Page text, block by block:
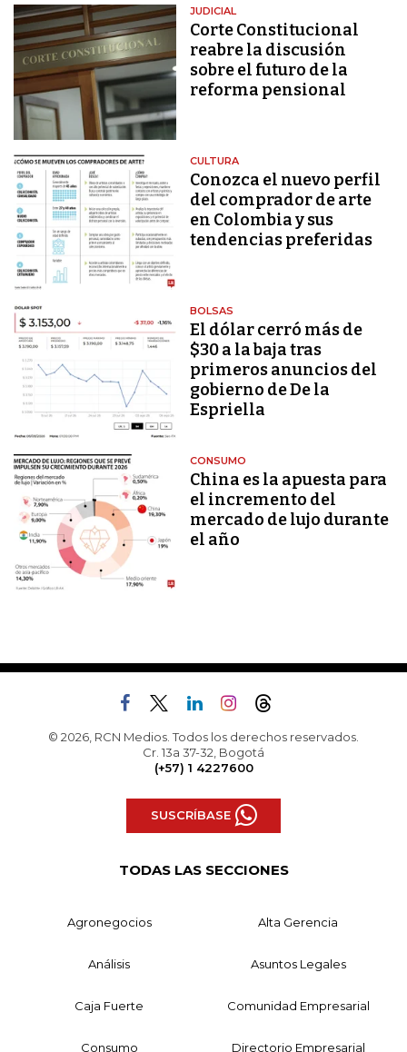
JUDICIAL
Corte Constitucional
reabre la discusión
sobre el futuro de la
reforma pensional
CULTURA
Conozca el nuevo perfil
del comprador de arte
en Colombia y sus
tendencias preferidas
BOLSAS
El dólar cerró más de
$30 a la baja tras
primeros anuncios del
gobierno de De la
Espriella
CONSUMO
China es la apuesta para
el incremento del
mercado de lujo durante
el año
© 2026, RCN Medios. Todos los derechos reservados.
Cr. 13a 37-32, Bogotá
(+57) 1 4227600
SUSCRÍBASE
TODAS LAS SECCIONES
Agronegocios Alta Gerencia
Análisis Asuntos Legales
Caja Fuerte Comunidad Empresarial
Consumo Directorio Empresarial